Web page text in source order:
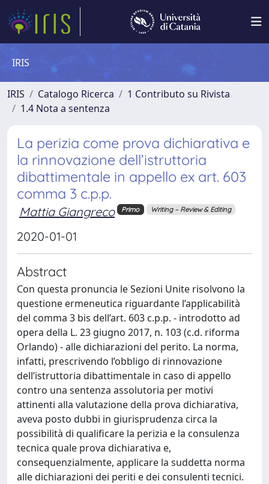
IRIS
IRIS Catalogo Ricerca
1 Contributo su Rivista
1.4 Nota a sentenza
La perizia come prova dichiarativa e
la rinnovazione dell’istruttoria
dibattimentale in appello ex art. 603
comma 3 c.p.p.
Mattia Giangreco Primo Writing – Review & Editing
2020-01-01
Abstract
Con questa pronuncia le Sezioni Unite risolvono la
questione ermeneutica riguardante l’applicabilità
del comma 3 bis dell’art. 603 c.p.p. - introdotto ad
opera della L. 23 giugno 2017, n. 103 (c.d. riforma
Orlando) - alle dichiarazioni del perito. La norma,
infatti, prescrivendo l’obbligo di rinnovazione
dell’istruttoria dibattimentale in caso di appello
contro una sentenza assolutoria per motivi
attinenti alla valutazione della prova dichiarativa,
aveva posto dubbi in giurisprudenza circa la
possibilità di qualificare la perizia e la consulenza
tecnica quale prova dichiarativa e,
consequenzialmente, applicare la suddetta norma
alle dichiarazioni dei periti e dei consulenti tecnici.